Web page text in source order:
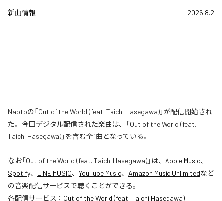
新曲情報 2026.8.2
Naotoの「Out of the World (feat. Taichi Hasegawa)」が配信開始され
た。今回デジタル配信された楽曲は、「Out of the World (feat.
Taichi Hasegawa)」を含む全1曲となっている。
なお「Out of the World (feat. Taichi Hasegawa)」は、 Apple Music、
Spotify、 LINE MUSIC、 YouTube Music、 Amazon Music Unlimitedなど
の音楽配信サービスで聴くことができる。
各配信サービス： Out of the World (feat. Taichi Hasegawa)